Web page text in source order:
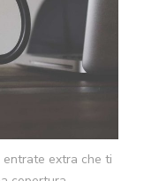
entrate extra che ti